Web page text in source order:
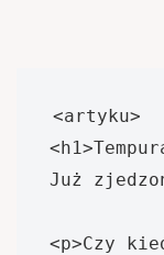
<artyku>
Już
<p>Czy